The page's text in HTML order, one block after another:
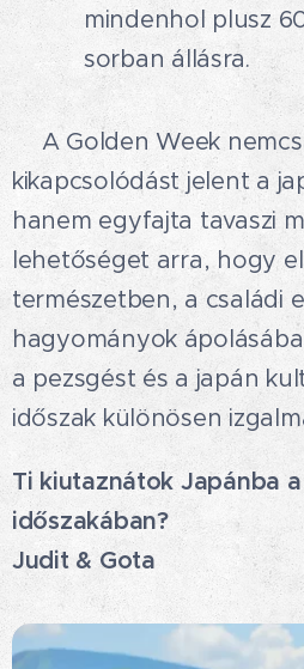
mindenhol plusz
sorban állásra.😥
💛A Golden Week
kikapcsolódást jelent a
hanem egyfajta tavaszi
lehetőséget arra, hogy
természetben, a családi
hagyományok
a pezsgést és a japán
időszak különösen
Ti kiutaznátok Japánba
időszakában?
Judit & Gota